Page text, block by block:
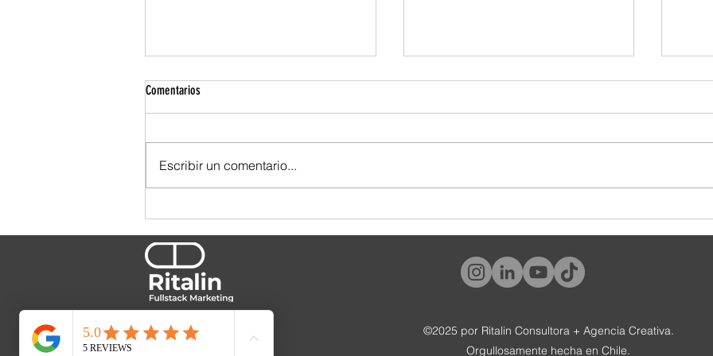
¿Y tú, qué tipo de cliente eres?
Comentarios
Escribir un comentario...
©2025 por Ritalin Consultora + Agencia Creativa.
Orgullosamente hecha en Chile.